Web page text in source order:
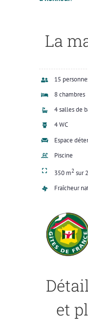
La
15
8 chambres
4 salles de
4 WC
Espace
Piscine
350 m2 sur
Fraîcheur
et